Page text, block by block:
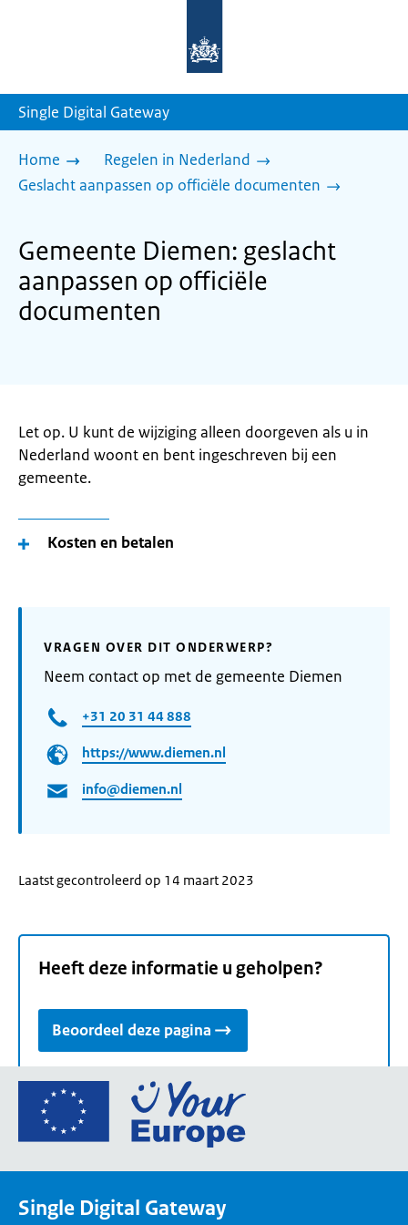
homepage
Single Digital Gateway
Home
Regelen in Nederland
Geslacht aanpassen op officiële documenten
Gemeente Diemen: geslacht
aanpassen op officiële
documenten
Let op. U kunt de wijziging alleen doorgeven als u in
Nederland woont en bent ingeschreven bij een
gemeente.
Kosten en betalen
VRAGEN OVER DIT ONDERWERP?
Neem contact op met de gemeente Diemen
+31 20 31 44 888
https://www.diemen.nl
info@diemen.nl
Laatst gecontroleerd op 14 maart 2023
Heeft deze informatie u geholpen?
Beoordeel deze pagina
Ga
de
Single Digital Gateway